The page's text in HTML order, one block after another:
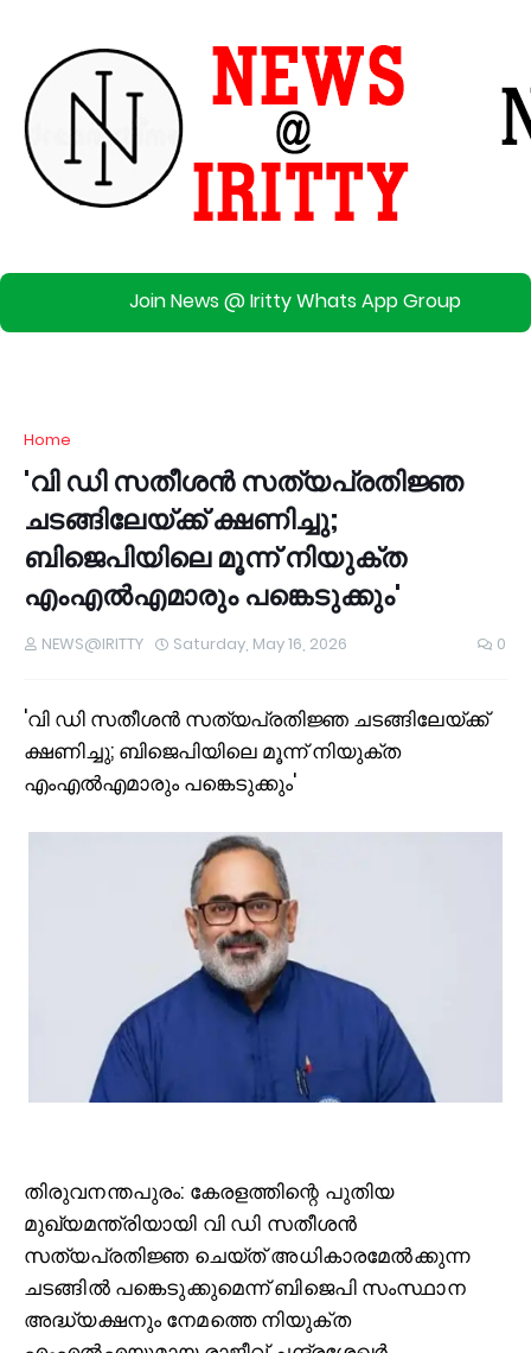
Join News @ Iritty Whats App Group
Home
'വി ഡി സതീശൻ സത്യപ്രതിജ്ഞ
ചടങ്ങിലേയ്ക്ക് ക്ഷണിച്ചു;
ബിജെപിയിലെ മൂന്ന് നിയുക്ത
എംഎല്‍എമാരും പങ്കെടുക്കും'
NEWS@IRITTY Saturday, May 16, 2026 0
'വി ഡി സതീശൻ സത്യപ്രതിജ്ഞ ചടങ്ങിലേയ്ക്ക്
ക്ഷണിച്ചു; ബിജെപിയിലെ മൂന്ന് നിയുക്ത
എംഎല്‍എമാരും പങ്കെടുക്കും'
തിരുവനന്തപുരം: കേരളത്തിന്റെ പുതിയ
മുഖ്യമന്ത്രിയായി വി ഡി സതീശൻ
സത്യപ്രതിജ്ഞ ചെയ്ത് അധികാരമേല്‍ക്കുന്ന
ചടങ്ങില്‍ പങ്കെടുക്കുമെന്ന് ബിജെപി സംസ്ഥാന
അദ്ധ്യക്ഷനും നേമത്തെ നിയുക്ത